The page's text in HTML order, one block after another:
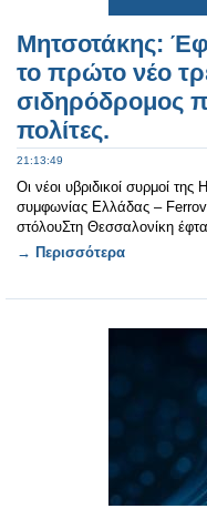
Μητσοτάκης:
το πρώτο νέο
σιδηρόδρομος
πολίτες.
21:13:49
Οι νέοι υβριδικοί συρμοί
συμφωνίας Ελλάδας –
στόλουΣτη Θεσσαλονίκη
→ Περισσότερα